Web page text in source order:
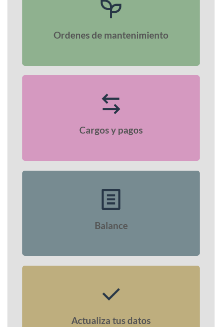
Ordenes de mantenimiento
Cargos y pagos
Balance
Actualiza tus datos